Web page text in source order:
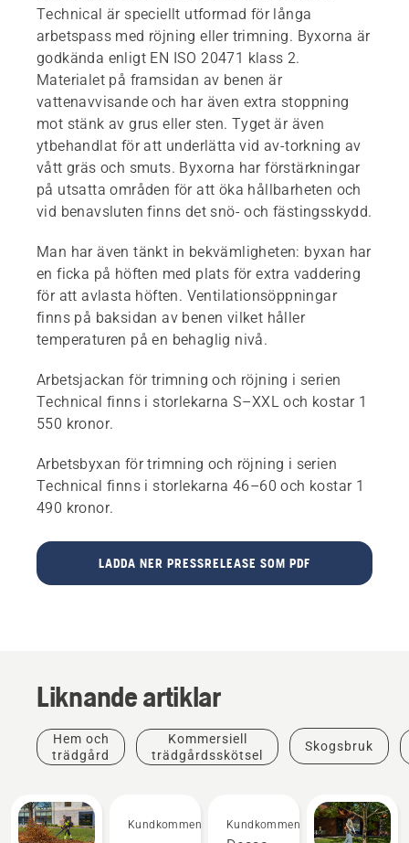
Technical är speciellt utformad för långa
arbetspass med röjning eller trimning. Byxorna är
godkända enligt EN ISO 20471 klass 2.
Materialet på framsidan av benen är
vattenavvisande och har även extra stoppning
mot stänk av grus eller sten. Tyget är även
ytbehandlat för att underlätta vid av-torkning av
vått gräs och smuts. Byxorna har förstärkningar
på utsatta områden för att öka hållbarheten och
vid benavsluten finns det snö- och fästingsskydd.
Man har även tänkt in bekvämligheten: byxan har
en ficka på höften med plats för extra vaddering
för att avlasta höften. Ventilationsöppningar
finns på baksidan av benen vilket håller
temperaturen på en behaglig nivå.
Arbetsjackan för trimning och röjning i serien
Technical finns i storlekarna S–XXL och kostar 1
550 kronor.
Arbetsbyxan för trimning och röjning i serien
Technical finns i storlekarna 46–60 och kostar 1
490 kronor.
LADDA NER PRESSRELEASE SOM PDF
Liknande artiklar
Hem och
trädgård
Kommersiell
trädgårdsskötsel
Skogsbruk
Kundkommentarer Kundkommentarer